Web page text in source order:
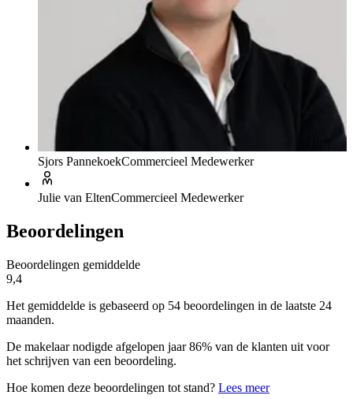
Sjors PannekoekCommercieel Medewerker
Julie van EltenCommercieel Medewerker
Beoordelingen
Beoordelingen gemiddelde
9,4
Het gemiddelde is gebaseerd op 54 beoordelingen in de laatste 24
maanden.
De makelaar nodigde afgelopen jaar 86% van de klanten uit voor
het schrijven van een beoordeling.
Hoe komen deze beoordelingen tot stand? Lees meer